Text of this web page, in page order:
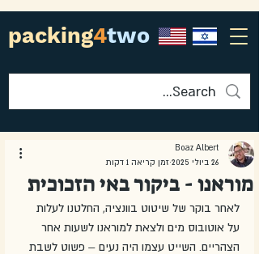
packing4two
מוראנו - ביקור באי הזכוכית
Boaz Albert
26 ביולי 2025
זמן קריאה 1 דקות
לאחר בוקר של שיטוט בוונציה, החלטנו לעלות
על אוטובוס מים ולצאת למוראנו לשעות אחר
הצהריים. השייט עצמו היה נעים – פשוט לשבת